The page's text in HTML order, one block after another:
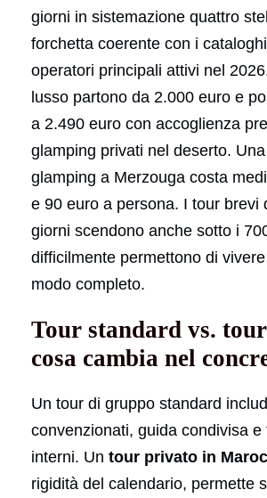
giorni in sistemazione quattro
forchetta coerente con i
operatori principali attivi nel
lusso partono da 2.000 euro e
a 2.490 euro con accoglienza
glamping privati nel deserto.
glamping a Merzouga costa
e 90 euro a persona. I tour brevi
giorni scendono anche sotto i
difficilmente permettono di
modo completo.
Tour standard vs.
cosa cambia nel
Un tour di gruppo standard
convenzionati, guida condivisa e
interni. Un tour privato in
rigidità del calendario, permette